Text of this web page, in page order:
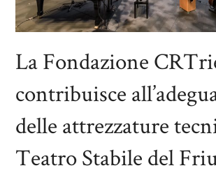
La Fondazione
contribuisce
delle attrezzature
Teatro Stabile del